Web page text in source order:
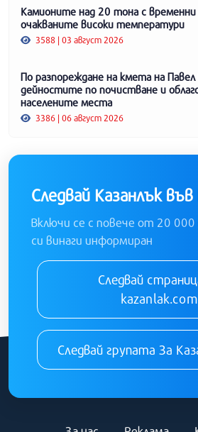
Камионите над 20 тона с временни
очакваните високи температури
3588 | 03 август 2026
По разпореждане на кмета на
дейностите по почистване и
населените места
3386 | 06 август 2026
Следвай Казанлък
Включи се с повече от 20 000
си винаги информиран
Следвай
kazanlak.com
Следвай групата За